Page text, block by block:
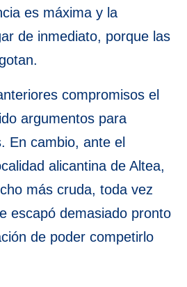
es máxima y la
de inmediato, porque las
compromisos el
argumentos para
En cambio, ante el
alicantina de Altea,
más cruda, toda vez
escapó demasiado pronto
de poder competirlo